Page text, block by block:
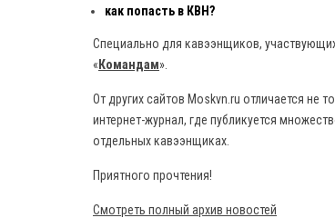
как попасть в КВН?
Специально для кавээнщиков,
« Командам».
От других сайтов Moskvn.ru отличается не
интернет-журнал, где публикуется
отдельных кавээнщиках.
Приятного прочтения!
Смотреть полный архив новостей